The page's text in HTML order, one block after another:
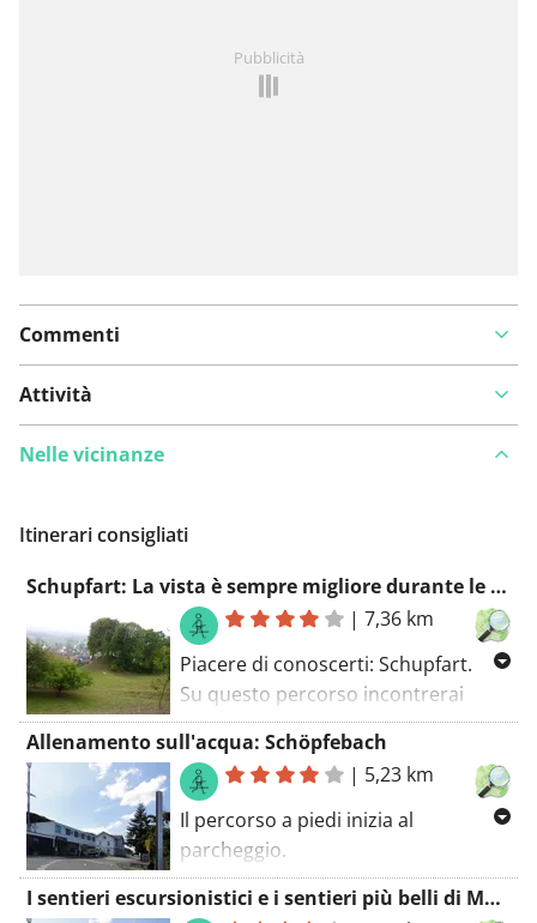
Pubblicità
Commenti
Attività
Nelle vicinanze
Itinerari consigliati
Schupfart: La vista è sempre migliore durante le escursioni
|7,36 km
Piacere di conoscerti: Schupfart.
Su questo percorso incontrerai
alcune strade belle e tranquille. Non
c'è bisogno di preoccuparsi. Non ci
sono molti posti per bere un drink
su questo percorso, ma ce ne sono
alcuni. Il percorso a piedi inizia al
parcheggio.
Allenamento sull'acqua: Schöpfebach
| 5,23 km
Il percorso a piedi inizia al
parcheggio.
Su questo percorso scoprirai anche
parte di una pista ciclabile a lungaI sentieri escursionistici e i sentieri più belli di Mumpf